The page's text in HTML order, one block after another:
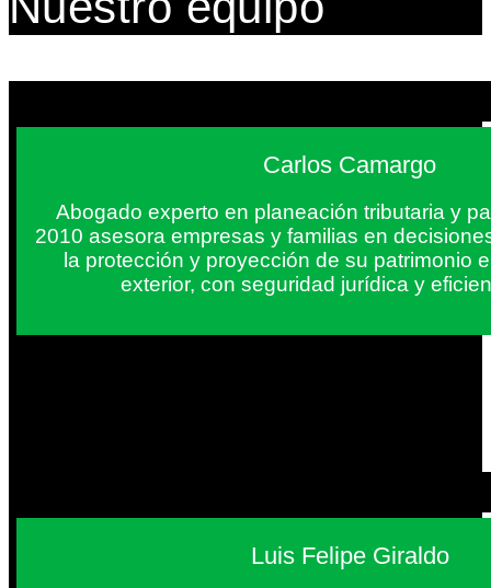
Carlos Camargo
Abogado experto en planeación tributaria y
2010 asesora empresas y familias en
la protección y proyección de su patrimonio
exterior, con seguridad jurídica y
Luis Felipe Giraldo